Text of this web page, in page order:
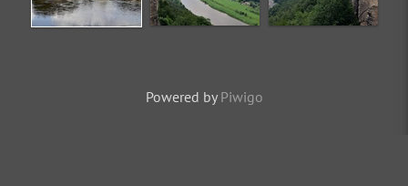
Powered by Piwigo